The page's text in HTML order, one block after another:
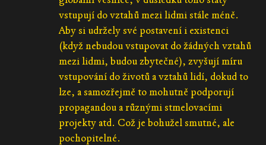
vstupují do vztahů mezi lidmi stále méně.
Aby si udržely své postavení i existenci
(když nebudou vstupovat do žádných vztahů
mezi lidmi, budou zbytečné), zvyšují míru
vstupování do životů a vztahů lidí, dokud to
lze, a samozřejmě to mohutně podporují
propagandou a různými stmelovacími
projekty atd. Což je bohužel smutné, ale
pochopitelné.